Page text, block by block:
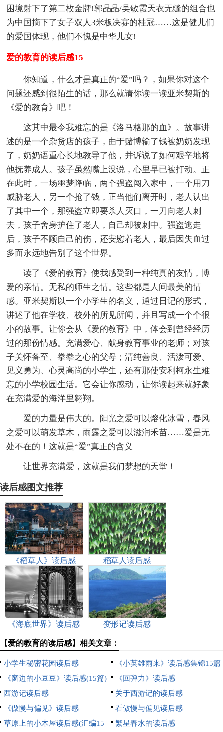
困境射下了第二枚金牌!郭晶晶/吴敏霞天衣无缝的组合也
为中国摘下了女子双人3米板决赛的桂冠……这是健儿们
的爱国体现，他们不愧是中华儿女!
爱的教育的读后感15
你知道，什么才是真正的“爱”吗？，如果你对这个
问题还感到很陌生的话，那么就请你读一读亚米契斯的
《爱的教育》吧！
这其中最令我难忘的是《洛马格那的血》。故事讲
述的是一个杂货店的孩子，由于赌博输了钱被奶奶发现
了，奶奶语重心长地教导了他，并诉说了如何艰辛地将
他抚养成人。孩子虽然嘴上没说，心里早已被打动。正
在此时，一场噩梦降临，两个强盗闯入家中，一个用刀
威胁老人，另一个抢了钱，正当他们离开时，老人认出
了其中一个，那强盗立即要杀人灭口，一刀向老人刺
去，孩子舍身护住了老人，自己却被刺中。强盗逃走
后，孩子不顾自己的伤，还安慰着老人，最后因失血过
多而永远地告别了这个世界。
读了《爱的教育》使我感受到一种纯真的友情，博
爱的亲情。无私的师生之情。这些都是人间最美的情
感。亚米契斯以一个小学生的名义，通过日记的形式，
讲述了他在学校、校外的所见所闻，并且写成一个个很
小的故事。让你会从《爱的教育》中，体会到曾经经历
过的那份情感。充满爱心、献身教育事业的老师；对孩
子关怀备至、拳拳之心的父母；清纯善良、活泼可爱、
见义勇为、心灵高尚的小学生，还有那使安利柯永生难
忘的小学校园生活。它会让你感动，让你读起来就好象
在充满爱的海洋里翱翔。
爱的力量是伟大的。阳光之爱可以熔化冰雪，春风
之爱可以萌发草木，雨露之爱可以滋润禾苗……爱是无
处不在的！这就是“爱”真正的含义
让世界充满爱，这就是我们梦想的天堂！
读后感图文推荐
《稻草人》读后感 稻草人读后感
《海底世界》读后感 变形记读后感
【爱的教育的读后感】相关文章：
小学生秘密花园读后感
《小英雄雨来》读后感集锦15篇
《窗边的小豆豆》读后感(15篇)
《回弹力》读后感
西游记读后感
关于西游记的读后感
《傲慢与偏见》读后感
看傲慢与偏见读后感
草原上的小木屋读后感(汇编15
繁星春水的读后感